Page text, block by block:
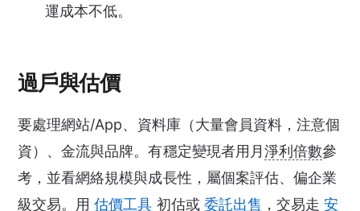
運成本不低。
過戶與估價
要處理網站/App、資料庫（大量會員資料，注意個
資）、金流與品牌。有穩定變現者用月淨利倍數參
考，並看網絡規模與成長性，屬個案評估、偏企業
級交易。用估價工具 初估或 委託出售 ，交易走安